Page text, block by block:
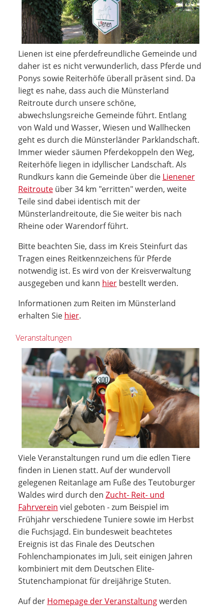
Lienen ist eine pferdefreundliche Gemeinde und
daher ist es nicht verwunderlich, dass Pferde und
Ponys sowie Reiterhöfe überall präsent sind. Da
liegt es nahe, dass auch die Münsterland
Reitroute durch unsere schöne,
abwechslungsreiche Gemeinde führt. Entlang
von Wald und Wasser, Wiesen und Wallhecken
geht es durch die Münsterländer Parklandschaft.
Immer wieder säumen Pferdekoppeln den Weg,
Reiterhöfe liegen in idyllischer Landschaft. Als
Rundkurs kann die Gemeinde über die Lienener
Reitrouteüber 34 km "erritten" werden, weite
Teile sind dabei identisch mit der
Münsterlandreitoute, die Sie weiter bis nach
Rheine oder Warendorf führt.
Bitte beachten Sie, dass im Kreis Steinfurt das
Tragen eines Reitkennzeichens für Pferde
notwendig ist. Es wird von der Kreisverwaltung
ausgegeben und kann hierbestellt werden.
Informationen zum Reiten im Münsterland
erhalten Sie hier.
Veranstaltungen
Viele Veranstaltungen rund um die edlen Tiere
finden in Lienen statt. Auf der wundervoll
gelegenen Reitanlage am Fuße des Teutoburger
Waldes wird durch den Zucht- Reit- und
Fahrverein viel geboten - zum Beispiel im
Frühjahr verschiedene Tuniere sowie im Herbst
die Fuchsjagd. Ein bundesweit beachtetes
Ereignis ist das Finale des Deutschen
Fohlenchampionates im Juli, seit einigen Jahren
kombiniert mit dem Deutschen Elite-
Stutenchampionat für dreijährige Stuten.
Auf der Homepage der Veranstaltungwerden